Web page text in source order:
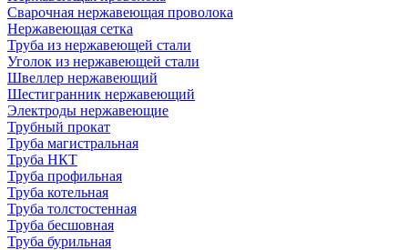
Сварочная нержавеющая проволока
Нержавеющая сетка
Труба из нержавеющей стали
Уголок из нержавеющей стали
Швеллер нержавеющий
Шестигранник нержавеющий
Электроды нержавеющие
Трубный прокат
Труба магистральная
Труба НКТ
Труба профильная
Труба котельная
Труба толстостенная
Труба бесшовная
Труба бурильная